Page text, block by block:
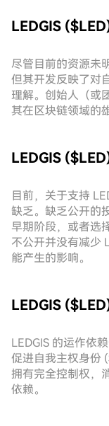
LEDGIS
尽管目前的资源未
但其开发反映了对
理解。创始人（或
其在区块链领域的
LEDGIS
目前，关于支持
缺乏。缺乏公开的
早期阶段，或者选
不公开并没有减少
能产生的影响。
LEDGIS
LEDGIS 的运作依
促进自我主权身份
拥有完全控制权，
依赖。